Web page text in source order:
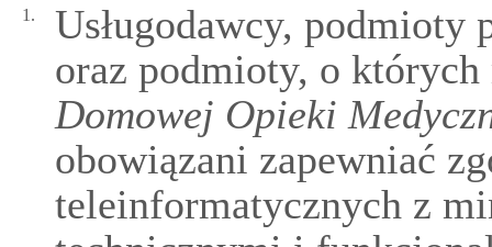
1.
Usługodawcy, podmioty
oraz podmioty, o
Domowej Opieki
obowiązani zapewniać
teleinformatycznych z